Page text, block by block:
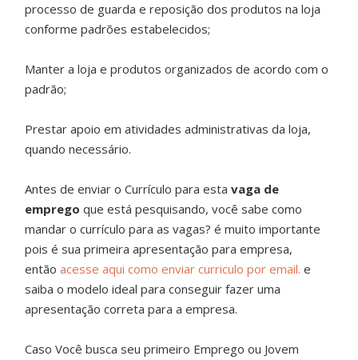
processo de guarda e reposição dos produtos na loja
conforme padrões estabelecidos;
Manter a loja e produtos organizados de acordo com o
padrão;
Prestar apoio em atividades administrativas da loja,
quando necessário.
Antes de enviar o Currículo para estavaga de
empregoque está pesquisando, você sabe como
mandar o currículo para as vagas? é muito importante
pois é sua primeira apresentação para empresa,
entãoacesse aqui como enviar curriculo por email. e
saiba o modelo ideal para conseguir fazer uma
apresentação correta para a empresa.
Caso Você busca seu primeiro Emprego ou Jovem